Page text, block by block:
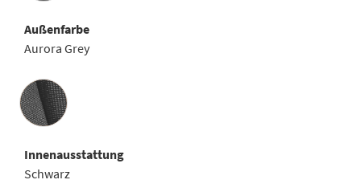
Außenfarbe
Aurora Grey
Innenausstattung
Innenausstattung
Schwarz